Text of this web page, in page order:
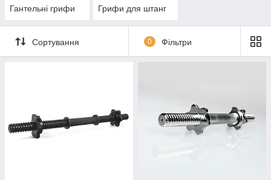
Гантельні грифи Грифи для штанг
Сортування 0 Фільтри